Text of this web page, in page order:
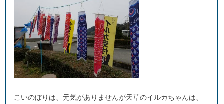
こいのぼりは、元気がありませんが天草のイルカちゃんは、